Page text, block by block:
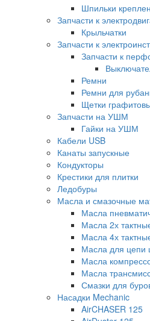
Шпильки
Запчасти к
Крыльчатки
Запчасти к
Запчасти к
Ремни
Ремни для
Щетки
Запчасти на УШМ
Гайки на УШМ
Кабели USB
Канаты запускные
Кондукторы
Крестики для плитки
Ледобуры
Масла и смазочные
Масла
Масла 2х
Масла 4х
Масла для цепи
Масла
Масла
Смазки для
Насадки Mechanic
AirCHASER 125